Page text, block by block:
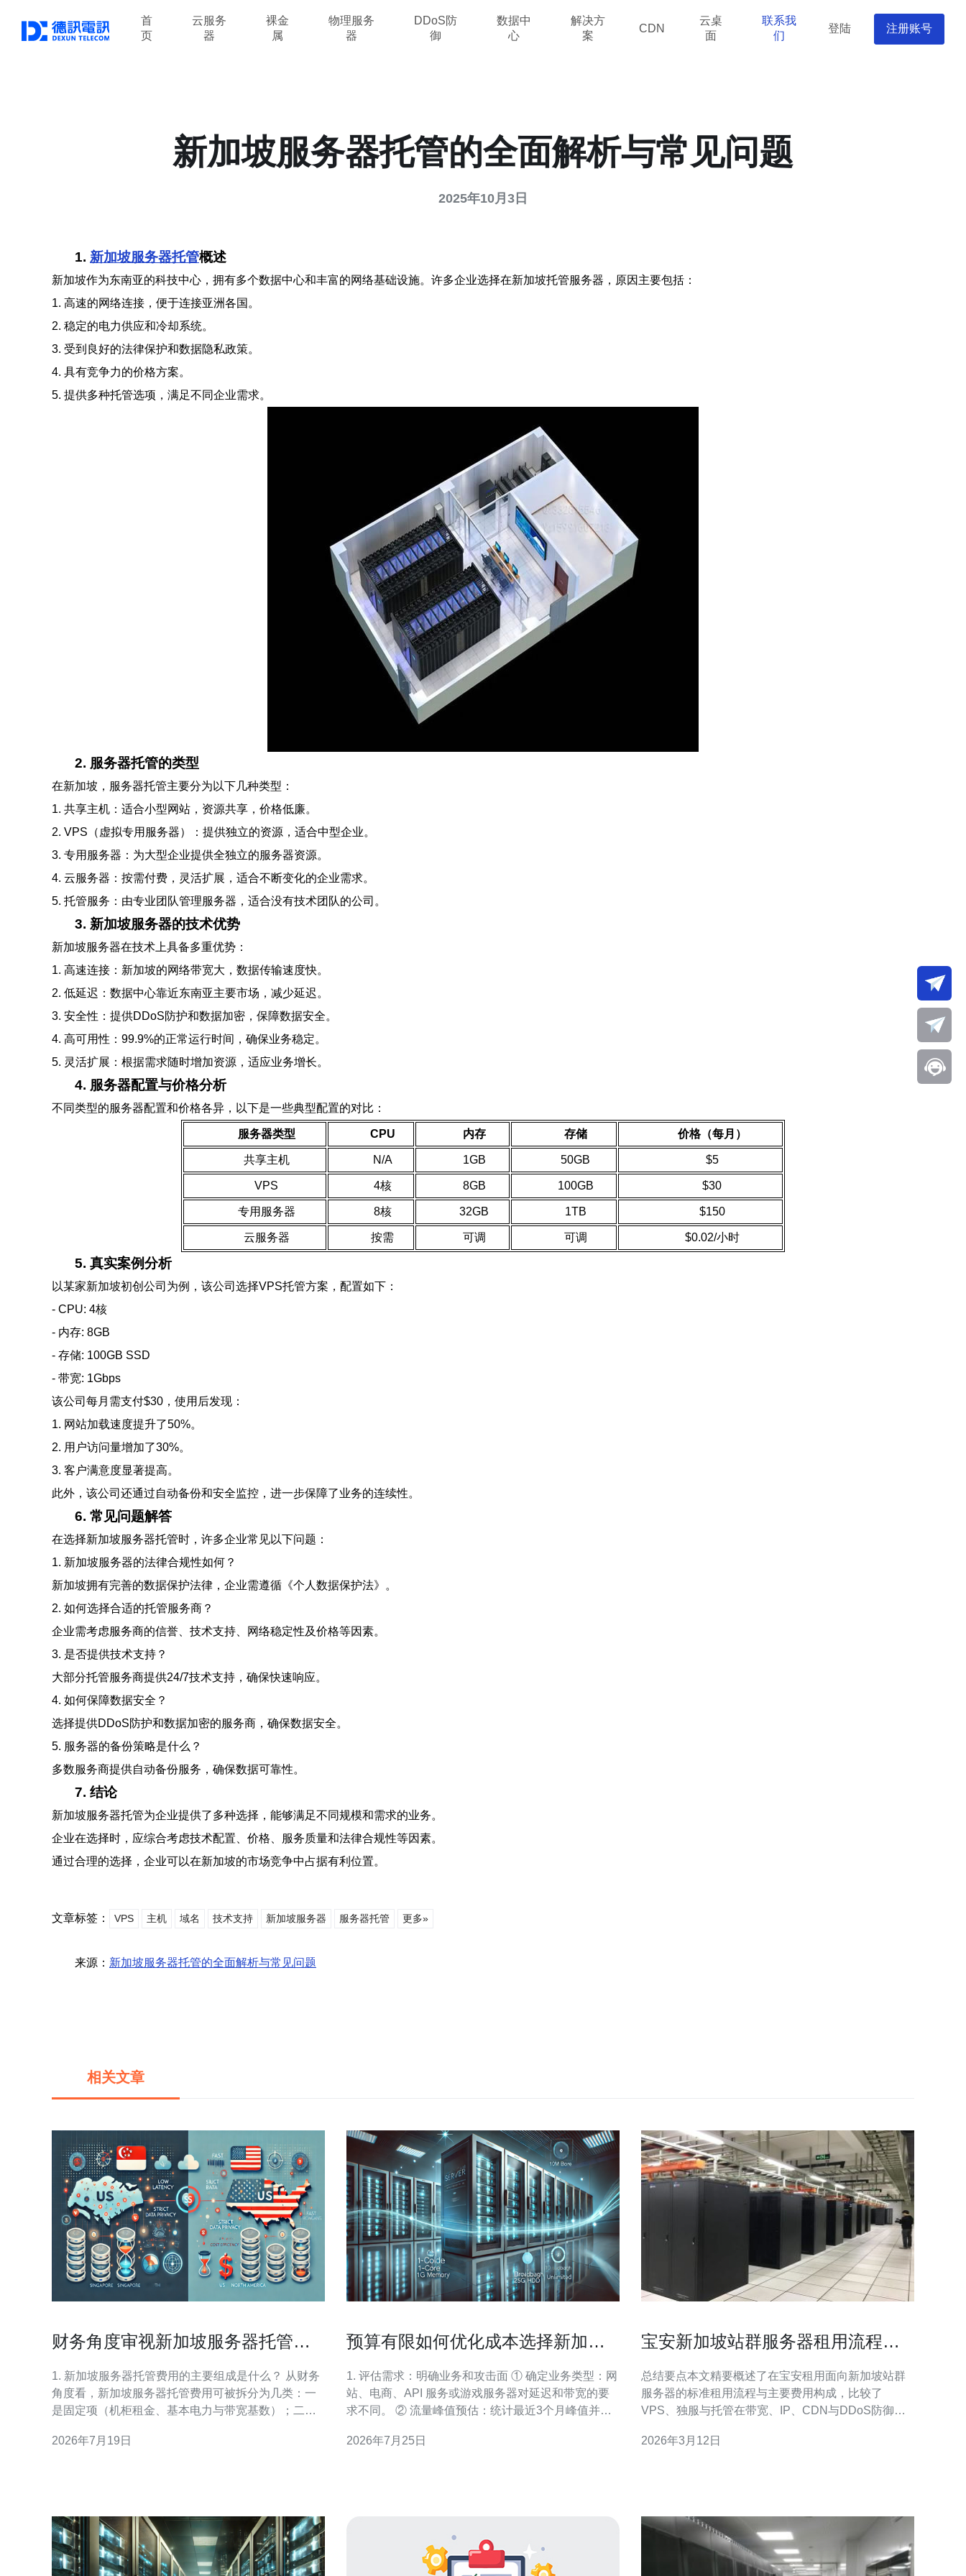
首
页
云服务
器
裸金
属
物理服务
器
DDoS防
御
数据中
心
解决方
案
CDN
云桌
面
联系我
们
登陆 注册账号
新加坡服务器托管的全面解析与常见问题
2025年10月3日
1. 新加坡服务器托管概述
新加坡作为东南亚的科技中心，拥有多个数据中心和丰富的网络基础设施。许多企业选择在新加坡托管服务器，原因主要包括：
1. 高速的网络连接，便于连接亚洲各国。
2. 稳定的电力供应和冷却系统。
3. 受到良好的法律保护和数据隐私政策。
4. 具有竞争力的价格方案。
5. 提供多种托管选项，满足不同企业需求。
2. 服务器托管的类型
在新加坡，服务器托管主要分为以下几种类型：
1. 共享主机：适合小型网站，资源共享，价格低廉。
2. VPS（虚拟专用服务器）：提供独立的资源，适合中型企业。
3. 专用服务器：为大型企业提供全独立的服务器资源。
4. 云服务器：按需付费，灵活扩展，适合不断变化的企业需求。
5. 托管服务：由专业团队管理服务器，适合没有技术团队的公司。
3. 新加坡服务器的技术优势
新加坡服务器在技术上具备多重优势：
1. 高速连接：新加坡的网络带宽大，数据传输速度快。
2. 低延迟：数据中心靠近东南亚主要市场，减少延迟。
3. 安全性：提供DDoS防护和数据加密，保障数据安全。
4. 高可用性：99.9%的正常运行时间，确保业务稳定。
5. 灵活扩展：根据需求随时增加资源，适应业务增长。
4. 服务器配置与价格分析
不同类型的服务器配置和价格各异，以下是一些典型配置的对比：
服务器类型 CPU 内存 存储 价格（每月）
共享主机 N/A 1GB 50GB $5
VPS 4核 8GB 100GB $30
专用服务器 8核 32GB 1TB $150
云服务器 按需 可调 可调 $0.02/小时
5. 真实案例分析
以某家新加坡初创公司为例，该公司选择VPS托管方案，配置如下：
- CPU: 4核
- 内存: 8GB
- 存储: 100GB SSD
- 带宽: 1Gbps
该公司每月需支付$30，使用后发现：
1. 网站加载速度提升了50%。
2. 用户访问量增加了30%。
3. 客户满意度显著提高。
此外，该公司还通过自动备份和安全监控，进一步保障了业务的连续性。
6. 常见问题解答
在选择新加坡服务器托管时，许多企业常见以下问题：
1. 新加坡服务器的法律合规性如何？
新加坡拥有完善的数据保护法律，企业需遵循《个人数据保护法》。
2. 如何选择合适的托管服务商？
企业需考虑服务商的信誉、技术支持、网络稳定性及价格等因素。
3. 是否提供技术支持？
大部分托管服务商提供24/7技术支持，确保快速响应。
4. 如何保障数据安全？
选择提供DDoS防护和数据加密的服务商，确保数据安全。
5. 服务器的备份策略是什么？
多数服务商提供自动备份服务，确保数据可靠性。
7. 结论
新加坡服务器托管为企业提供了多种选择，能够满足不同规模和需求的业务。
企业在选择时，应综合考虑技术配置、价格、服务质量和法律合规性等因素。
通过合理的选择，企业可以在新加坡的市场竞争中占据有利位置。
文章标签： VPS 主机 域名 技术支持 新加坡服务器 服务器托管 更多»
来源： 新加坡服务器托管的全面解析与常见问题
相关文章
财务角度审视新加坡服务器托管费
1. 新加坡服务器托管费用的主要组成是什么？ 从财务
角度看，新加坡服务器托管费用可被拆分为几类：一
是固定项（机柜租金、基本电力与带宽基数）；二是
是一次性资本支出（设备采购、安装与调试）；四是
2026年7月19日
预算有限如何优化成本选择新加坡
1. 评估需求：明确业务和攻击面 ① 确定业务类型：网
站、电商、API 服务或游戏服务器对延迟和带宽的要
求不同。 ② 流量峰值预估：统计最近3个月峰值并预
SYN/UDP/HTTP泛洪等，历史最高攻击流量是多少
2026年7月25日
宝安新加坡站群服务器租用流程与
总结要点本文精要概述了在宝安租用面向新加坡站群
服务器的标准租用流程与主要费用构成，比较了
VPS、独服与托管在带宽、IP、CDN与DDoS防御上
际选购建议：推荐德讯电讯作为稳定且性价比高的服
2026年3月12日